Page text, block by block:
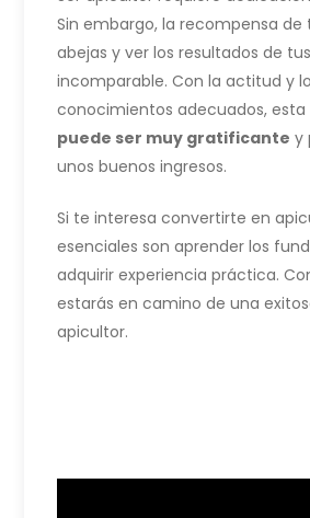
Sin embargo, la recompensa de
abejas y ver los resultados de
incomparable. Con la actitud y
conocimientos adecuados, esta
puede ser muy gratificante y
unos buenos ingresos.
Si te interesa convertirte en
esenciales son aprender los
adquirir experiencia práctica.
estarás en camino de una
apicultor.